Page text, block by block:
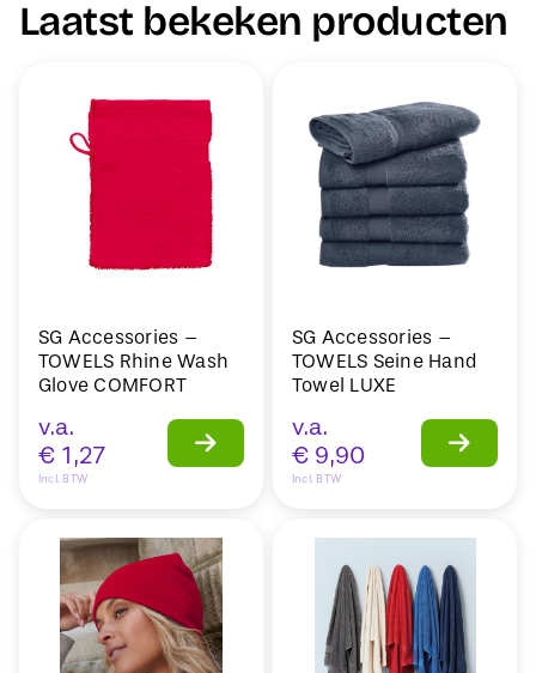
Laatst bekeken producten
SG Accessories –
TOWELS Rhine Wash
Glove COMFORT
v.a.
€ 1,27
Incl. BTW
SG Accessories –
TOWELS Seine Hand
Towel LUXE
v.a.
€ 9,90
Incl. BTW